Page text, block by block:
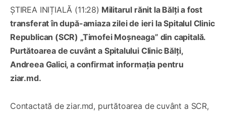
ȘTIREA INIȚIALĂ (11:28) Militarul rănit la Bălți a fost
transferat în după-amiaza zilei de ieri la Spitalul Clinic
Republican (SCR) „Timofei Moșneaga” din capitală.
Purtătoarea de cuvânt a Spitalului Clinic Bălți,
Andreea Galici, a confirmat informația pentru
ziar.md.
Contactată de ziar.md, purtătoarea de cuvânt a SCR,